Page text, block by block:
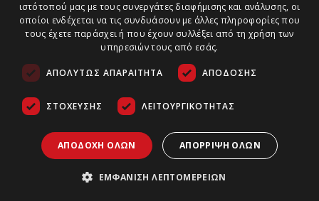
ιστότοπού μας με τους συνεργάτες διαφήμισης και ανάλυσης, οι
οποίοι ενδέχεται να τις συνδυάσουν με άλλες πληροφορίες που
τους έχετε παράσχει ή που έχουν συλλέξει από τη χρήση των
υπηρεσιών τους από εσάς.
ΑΠΟΛΎΤΩΣ ΑΠΑΡΑΊΤΗΤΑ ΑΠΌΔΟΣΗΣ
ΣΤΌΧΕΥΣΗΣ ΛΕΙΤΟΥΡΓΙΚΌΤΗΤΑΣ
ΑΠΟΔΟΧΉ ΌΛΩΝ ΑΠΌΡΡΙΨΗ ΌΛΩΝ
ΕΜΦΆΝΙΣΗ ΛΕΠΤΟΜΕΡΕΙΏΝ